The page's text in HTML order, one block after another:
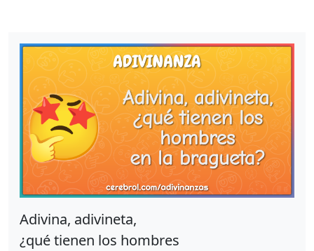
Adivina, adivineta,
¿qué tienen los hombres